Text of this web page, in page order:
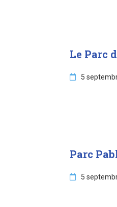
Le Parc
5
Parc
5